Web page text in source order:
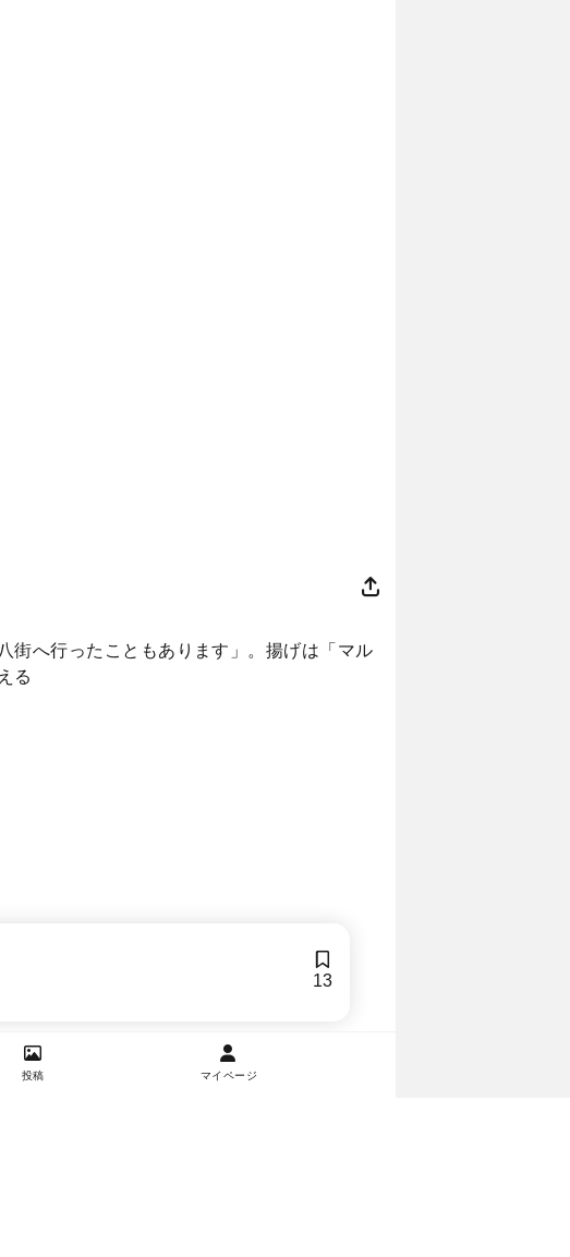
街へ行ったこともあります」。揚げは「マル
る
13
投稿 マイページ